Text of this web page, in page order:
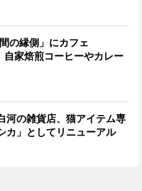
の縁側」にカフェ
自家焙煎コーヒーやカレー
河の雑貨店、猫アイテム専
カ」としてリニューアル